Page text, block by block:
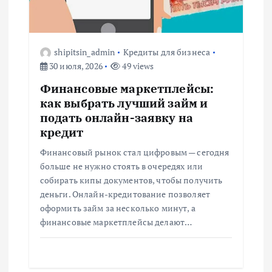
з
shipitsin_admin
Кредиты для бизнеса
30 июля, 2026
49 views
Финансовые маркетплейсы:
как выбрать лучший займ и
подать онлайн-заявку на
кредит
Финансовый рынок стал цифровым — сегодня
больше не нужно стоять в очередях или
собирать кипы документов, чтобы получить
деньги. Онлайн-кредитование позволяет
оформить займ за несколько минут, а
финансовые маркетплейсы делают…